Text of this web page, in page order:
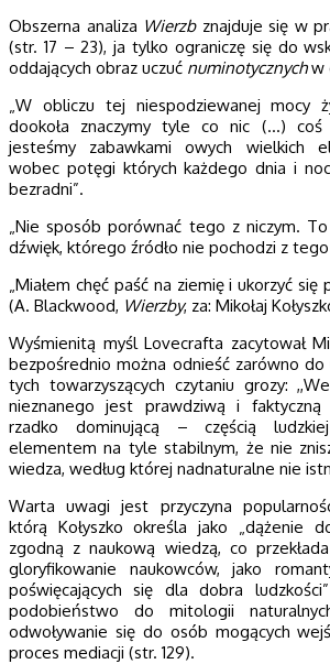
Obszerna analiza Wierzbznajduje się w
(str. 17 – 23), ja tylko ograniczę się do
oddających obraz uczuć numinotycznychw
„W obliczu tej niespodziewanej mocy
dookoła znaczymy tyle co nic (…) coś
jesteśmy zabawkami owych wielkich
wobec potęgi których każdego dnia i
bezradni”.
„Nie sposób porównać tego z niczym.
dźwięk, którego źródło nie pochodzi z
„Miałem chęć paść na ziemię i ukorzyć
(A. Blackwood, Wierzby, za: Mikołaj
Wyśmienitą myśl Lovecrafta zacytował
bezpośrednio można odnieść zarówno do
tych towarzyszących czytaniu grozy:
nieznanego jest prawdziwą i
rzadko dominującą – częścią
elementem na tyle stabilnym, że nie
wiedza, według której nadnaturalne nie
Warta uwagi jest przyczyna
którą Kołyszko określa jako „dążenie
zgodną z naukową wiedzą, co
gloryfikowanie naukowców, jako
poświęcających się dla dobra
podobieństwo do mitologii
odwoływanie się do osób mogących
proces mediacji (str. 129).